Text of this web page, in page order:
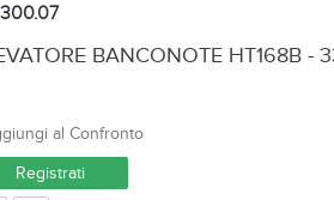
BANCONOTE HT168B -
al Confronto
Registrati